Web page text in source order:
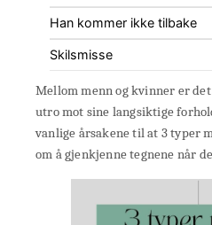
Han kommer ikke tilbake
Skilsmisse
Mellom menn og kvinner er
utro mot sine langsiktige
vanlige årsakene til at 3 typer
om å gjenkjenne tegnene når